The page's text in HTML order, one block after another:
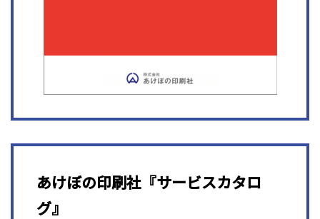
あけぼの印刷社『サービスカタロ
グ』